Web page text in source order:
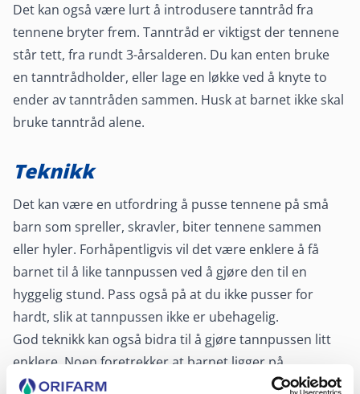
Det kan også være lurt å introdusere tanntråd fra
tennene bryter frem. Tanntråd er viktigst der tennene
står tett, fra rundt 3-årsalderen. Du kan enten bruke
en tanntrådholder, eller lage en løkke ved å knyte to
ender av tanntråden sammen. Husk at barnet ikke skal
bruke tanntråd alene.
Teknikk
Det kan være en utfordring å pusse tennene på små
barn som spreller, skravler, biter tennene sammen
eller hyler. Forhåpentligvis vil det være enklere å få
barnet til å like tannpussen ved å gjøre den til en
hyggelig stund. Pass også på at du ikke pusser for
hardt, slik at tannpussen ikke er ubehagelig.
God teknikk kan også bidra til å gjøre tannpussen litt
enklere. Noen foretrekker at barnet ligger på
stellebordet, med hodet mot eller fra dem. Andre har